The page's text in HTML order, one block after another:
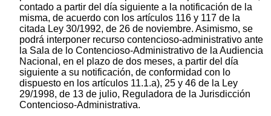
contado a partir del día siguiente a la notificación de la
misma, de acuerdo con los artículos 116 y 117 de la
citada Ley 30/1992, de 26 de noviembre. Asimismo, se
podrá interponer recurso contencioso-administrativo ante
la Sala de lo Contencioso-Administrativo de la Audiencia
Nacional, en el plazo de dos meses, a partir del día
siguiente a su notificación, de conformidad con lo
dispuesto en los artículos 11.1.a), 25 y 46 de la Ley
29/1998, de 13 de julio, Reguladora de la Jurisdicción
Contencioso-Administrativa.